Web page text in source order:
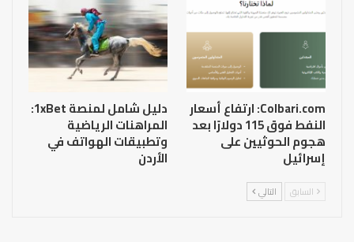
Colbari.com: ارتفاع أسعار
النفط فوق 115 دولارًا بعد
هجوم الحوثيين على
إسرائيل
دليل شامل لمنصة 1xBet:
المراهنات الرياضية
وتطبيقات الهواتف في
الأردن
السابق التالي